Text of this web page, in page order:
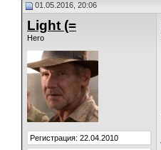
01.05.2016, 20:06
Light (=
Hero
Регистрация: 22.04.2010